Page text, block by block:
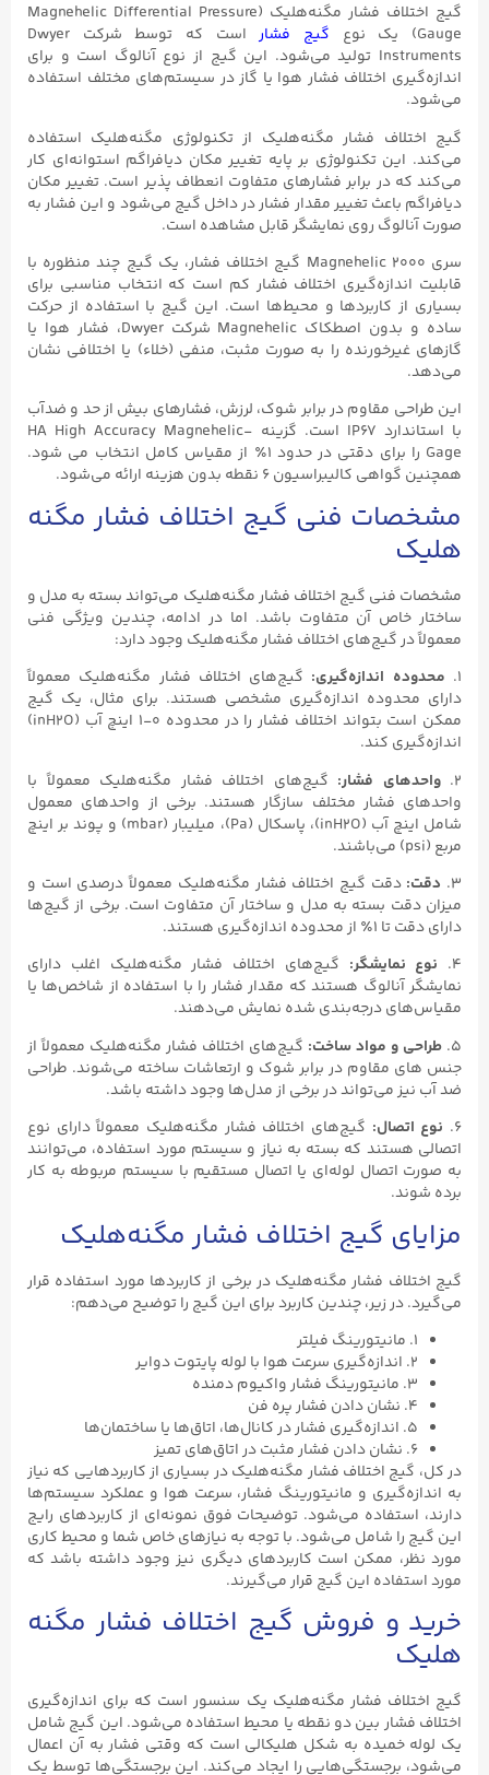
گیج اختلاف فشار مگنه‌هلیک (Magnehelic Differential Pressure
Gauge) یک نوع
گیج فشار
است که توسط شرکت Dwyer
Instruments تولید می‌شود. این گیج از نوع آنالوگ است و برای
اندازه‌گیری اختلاف فشار هوا یا گاز در سیستم‌های مختلف استفاده
می‌شود.
گیج اختلاف فشار مگنه‌هلیک از تکنولوژی مگنه‌هلیک استفاده
می‌کند. این تکنولوژی بر پایه تغییر مکان دیافراگم استوانه‌ای کار
می‌کند که در برابر فشارهای متفاوت انعطاف پذیر است. تغییر مکان
دیافراگم باعث تغییر مقدار فشار در داخل گیج می‌شود و این فشار به
صورت آنالوگ روی نمایشگر قابل مشاهده است.
سری ۲۰۰۰ Magnehelic گیج اختلاف فشار، یک گیج چند منظوره با
قابلیت اندازه‌گیری اختلاف فشار کم است که انتخاب مناسبی برای
بسیاری از کاربردها و محیط‌ها است. این گیج با استفاده از حرکت
ساده و بدون اصطکاک Magnehelic شرکت Dwyer، فشار هوا یا
گازهای غیرخورنده را به صورت مثبت، منفی (خلاء) یا اختلافی نشان
می‌دهد.
این طراحی مقاوم در برابر شوک، لرزش، فشارهای بیش از حد و ضدآب
با استاندارد IP67 است. گزینه -HA High Accuracy Magnehelic
Gage را برای دقتی در حدود ۱٪ از مقیاس کامل انتخاب می شود.
همچنین گواهی کالیبراسیون ۶ نقطه بدون هزینه ارائه می‌شود.
مشخصات فنی گیج اختلاف فشار مگنه
هلیک
مشخصات فنی گیج اختلاف فشار مگنه‌هلیک می‌تواند بسته به مدل و
ساختار خاص آن متفاوت باشد. اما در ادامه، چندین ویژگی فنی
معمولاً در گیج‌های اختلاف فشار مگنه‌هلیک وجود دارد:
1. محدوده اندازه‌گیری: گیج‌های اختلاف فشار مگنه‌هلیک معمولاً
دارای محدوده اندازه‌گیری مشخصی هستند. برای مثال، یک گیج
ممکن است بتواند اختلاف فشار را در محدوده ۰-۱ اینچ آب (inH2O)
اندازه‌گیری کند.
2.
واحدهای فشار: گیج‌های اختلاف فشار مگنه‌هلیک معمولاً با
واحدهای فشار مختلف سازگار هستند. برخی از واحدهای معمول
شامل اینچ آب (inH2O)، پاسکال (Pa)، میلیبار (mbar) و پوند بر اینچ
مربع (psi) می‌باشند.
3. دقت: دقت گیج اختلاف فشار مگنه‌هلیک معمولاً درصدی است و
میزان دقت بسته به مدل و ساختار آن متفاوت است. برخی از گیج‌ها
دارای دقت تا ۱٪ از محدوده اندازه‌گیری هستند.
4.
نوع نمایشگر: گیج‌های اختلاف فشار مگنه‌هلیک اغلب دارای
نمایشگر آنالوگ هستند که مقدار فشار را با استفاده از شاخص‌ها یا
مقیاس‌های درجه‌بندی شده نمایش می‌دهند.
5. طراحی و مواد ساخت: گیج‌های اختلاف فشار مگنه‌هلیک معمولاً از
جنس های مقاوم در برابر شوک و ارتعاشات ساخته می‌شوند. طراحی
ضد آب نیز می‌تواند در برخی از مدل‌ها وجود داشته باشد.
6. نوع اتصال: گیج‌های اختلاف فشار مگنه‌هلیک معمولاً دارای نوع
اتصالی هستند که بسته به نیاز و سیستم مورد استفاده، می‌توانند
به صورت اتصال لوله‌ای یا اتصال مستقیم با سیستم مربوطه به کار
برده شوند.
مزایای گیج اختلاف فشار مگنه‌هلیک
گیج اختلاف فشار مگنه‌هلیک در برخی از کاربردها مورد استفاده قرار
می‌گیرد. در زیر، چندین کاربرد برای این گیج را توضیح می‌دهم:
۱. مانیتورینگ فیلتر
۲. اندازه‌گیری سرعت هوا با لوله پایتوت دوایر
۳. مانیتورینگ فشار واکیوم دمنده
۴. نشان دادن فشار پره فن
۵. اندازه‌گیری فشار در کانال‌ها، اتاق‌ها یا ساختمان‌ها
۶. نشان دادن فشار مثبت در اتاق‌های تمیز
در کل، گیج اختلاف فشار مگنه‌هلیک در بسیاری از کاربردهایی که نیاز
به اندازه‌گیری و مانیتورینگ فشار، سرعت هوا و عملکرد سیستم‌ها
دارند، استفاده می‌شود. توضیحات فوق نمونه‌ای از کاربردهای رایج
این گیج را شامل می‌شود. با توجه به نیازهای خاص شما و محیط کاری
مورد نظر، ممکن است کاربردهای دیگری نیز وجود داشته باشد که
مورد استفاده این گیج قرار می‌گیرند.
خرید و فروش گیج اختلاف فشار مگنه
هلیک
گیج اختلاف فشار مگنه‌هلیک یک سنسور است که برای اندازه‌گیری
اختلاف فشار بین دو نقطه یا محیط استفاده می‌شود. این گیج شامل
یک لوله خمیده به شکل هلیکالی است که وقتی فشار به آن اعمال
می‌شود، برجستگی‌هایی را ایجاد می‌کند. این برجستگی‌ها توسط یک